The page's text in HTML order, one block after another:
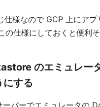
仕様なので GCP 上にアプ
の仕様にしておくと便利そ
のエミュレー
にする
ーバーでエミュレータの